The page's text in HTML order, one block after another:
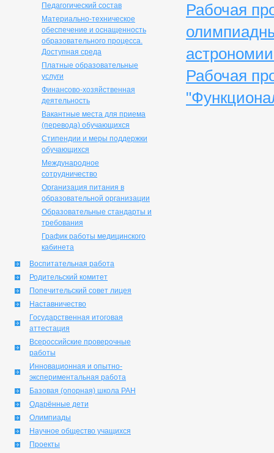
Педагогический состав
Материально-техническое
обеспечение и оснащенность
образовательного процесса.
Доступная среда
Платные образовательные
услуги
Финансово-хозяйственная
деятельность
Вакантные места для приема
(перевода) обучающихся
Стипендии и меры поддержки
обучающихся
Международное
сотрудничество
Организация питания в
образовательной организации
Образовательные стандарты и
требования
График работы медицинского
кабинета
Воспитательная работа
Родительский комитет
Попечительский совет лицея
Наставничество
Государственная итоговая
аттестация
Всероссийские проверочные
работы
Инновационная и опытно-
экспериментальная работа
Базовая (опорная) школа РАН
Одарённые дети
Олимпиады
Научное общество учащихся
Проекты
Рабочая
Рабочая